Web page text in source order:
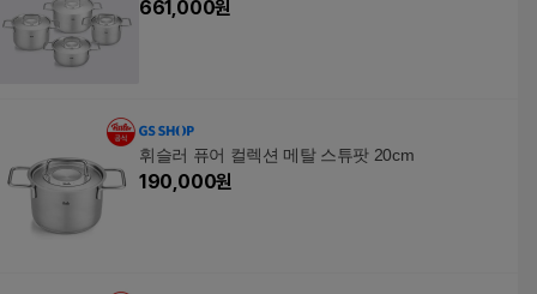
661,000원
휘슬러 퓨어 컬렉션 메탈 스튜팟 20cm
190,000원